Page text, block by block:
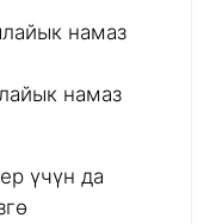
намаз
намаз
үчүн да